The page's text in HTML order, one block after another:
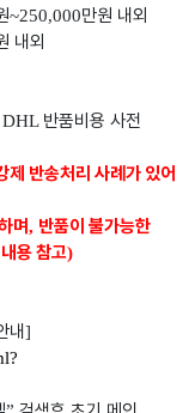
~250,000만원 내외
내외
DHL 반품비용 사전
제 반송처리 사례가 있어
며, 반품이 불가능한
용 참고)
내]